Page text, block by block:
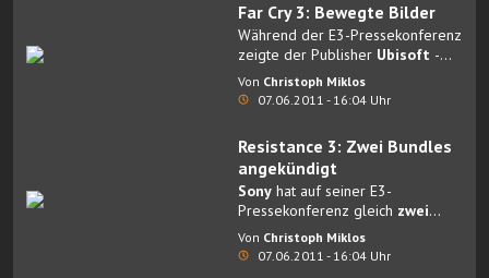
PlayStation Move
unterstützenwird.
Far Cry 3: Bewegte Bilder
Während der E3-Pressekonferenz
zeigte der Publisher Ubisoft -
natürlich- auchbewegte Bilder
aus Far Cry 3
Von Christoph Miklos
07.06.2011 - 16:04 Uhr
Resistance 3: Zwei Bundles
angekündigt
Sony hat auf seiner E3-
Pressekonferenz gleich zwei
umfangreiche Bundles
kommenden ShooterResistance
Von Christoph Miklos
07.06.2011 - 16:04 Uhr